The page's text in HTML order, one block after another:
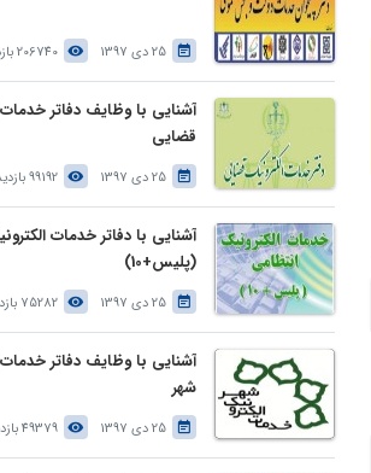
25 دی 1397 206740 بازدید
آشنایی با وظایف دفاتر خدمات
قضایی
25 دی 1397 99192 بازدید
آشنایی با دفاتر خدمات
(پلیس+10)
25 دی 1397 75282 بازدید
آشنایی با وظایف دفاتر خدمات
شهر
25 دی 1397 49379 بازدید